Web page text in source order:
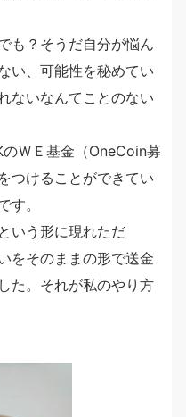
も？そうだ自分が悩ん
い、可能性を秘めてい
ないなんてことのない
ＷＥ基金（OneCoin募
つけることができてい
す。
いう形に現れただ
をそのままの形で送金
た。それが私のやり方